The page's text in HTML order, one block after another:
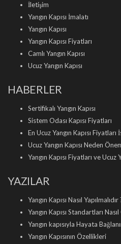
İletişim
Yangın Kapısı İmalatı
Yangın Kapısı
Yangın Kapısı Fiyatları
Camlı Yangın Kapısı
Ucuz Yangın Kapısı
HABERLER
Sertifikalı Yangın Kapısı
Sistem Odası Kapısı Fiyatları
En Ucuz Yangın Kapısı Fiyatları
Ucuz Yangın Kapısı Neden
Yangın Kapısı Fiyatları ve Ucuz
YAZILAR
Yangın Kapısı Nasıl Yapılmalıdır
Yangın Kapısı Standartları Nasıl
Yangın kapısıyla Hayata
Yangın Kapısının Özellikleri